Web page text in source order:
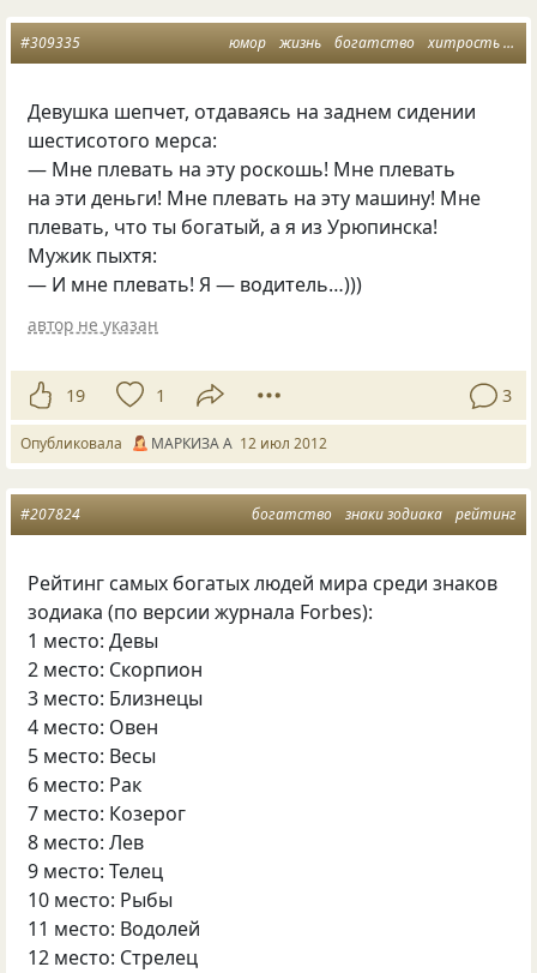
юмор жизнь богатство хитрость
#309335
Девушка шепчет, отдаваясь на заднем сидении
шестисотого мерса:
— Мне плевать на эту роскошь! Мне плевать
на эти деньги! Мне плевать на эту машину! Мне
плевать, что ты богатый, а я из Урюпинска!
Мужик пыхтя:
— И мне плевать! Я — водитель…)))
автор не указан
19 1 3
Опубликовала МАРКИЗА А 12 июл 2012
богатство знаки зодиака рейтинг
#207824
Рейтинг самых богатых людей мира среди знаков
зодиака (по версии журнала Forbes):
1 место: Девы
2 место: Скорпион
3 место: Близнецы
4 место: Овен
5 место: Весы
6 место: Рак
7 место: Козерог
8 место: Лев
9 место: Телец
10 место: Рыбы
11 место: Водолей
12 место: Стрелец